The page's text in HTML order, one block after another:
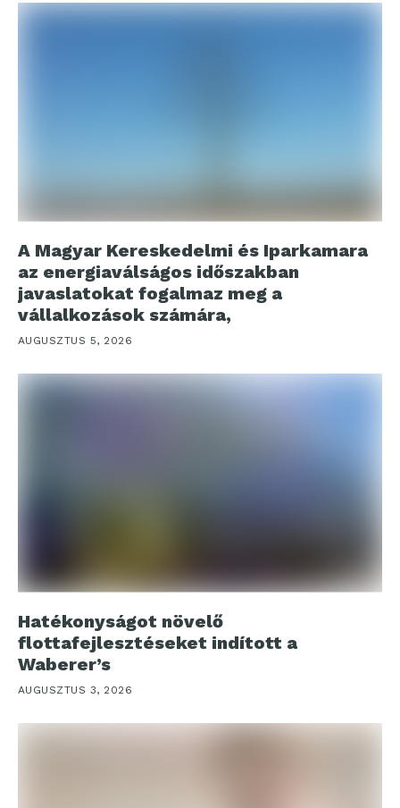
A Magyar Kereskedelmi és Iparkamara
az energiaválságos időszakban
javaslatokat fogalmaz meg a
vállalkozások számára,
AUGUSZTUS 5, 2026
Hatékonyságot növelő
flottafejlesztéseket indított a
Waberer’s
AUGUSZTUS 3, 2026